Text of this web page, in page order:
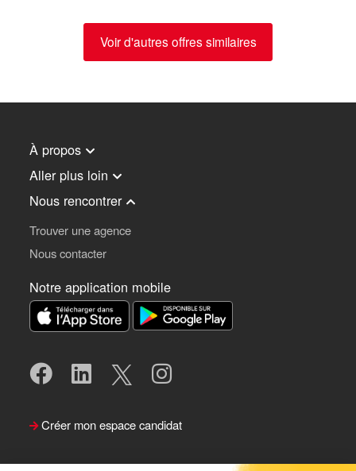
Voir d'autres offres similaires
À propos
Aller plus loin
Nous rencontrer
Trouver une agence
Nous contacter
Notre application mobile
Créer mon espace candidat